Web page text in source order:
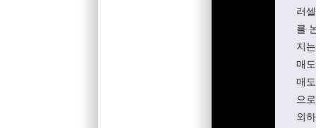
러
를
지
매
매
으
외